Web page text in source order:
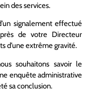
des services.
signalement effectué
de votre Directeur
d’uneextrême gravité.
souhaitons savoir le
enquête administrative
saconclusion.